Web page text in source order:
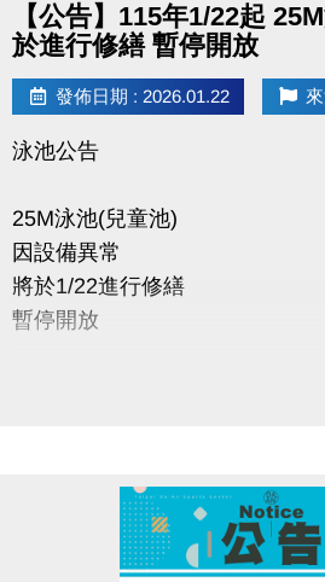
【公告】115年1/22起
於進行修繕 暫停開放
發佈日期 : 2026.01.22
泳池公告
25M泳池(兒童池)
因設備異常
將於1/22進行修繕
暫停開放